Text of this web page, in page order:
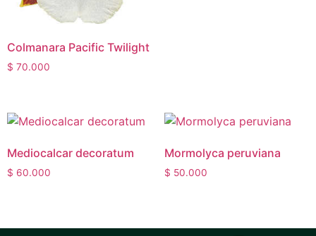
Colmanara Pacific Twilight
$ 70.000
Mediocalcar decoratum
$ 60.000
Mormolyca peruviana
$ 50.000